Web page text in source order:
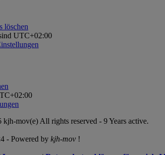
löschen
UTC+02:00
mov(e) All rights reserved - 9 Years active.
- Powered by kjh-mov !